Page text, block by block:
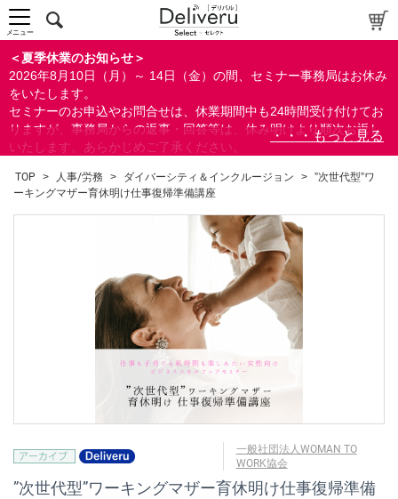
＜夏季休業のお知らせ＞
2026年8月10日（月）～ 14日（金）の間、セミナー事務局はお休み
をいたします。
セミナーのお申込やお問合せは、休業期間中も24時間受け付けてお
りますが、事務局からの返事・回答等は、休み明けより順次お返し
いたします。あらかじめご了承ください。
ができます。
メニュー
TOP > 人事/労務 > ダイバーシティ＆インクルージョン > ”次世代型”ワ
ーキングマザー育休明け仕事復帰準備講座
一般社団法人WOMAN TO
WORK協会
”次世代型”ワーキングマザー育休明け仕事復帰準備